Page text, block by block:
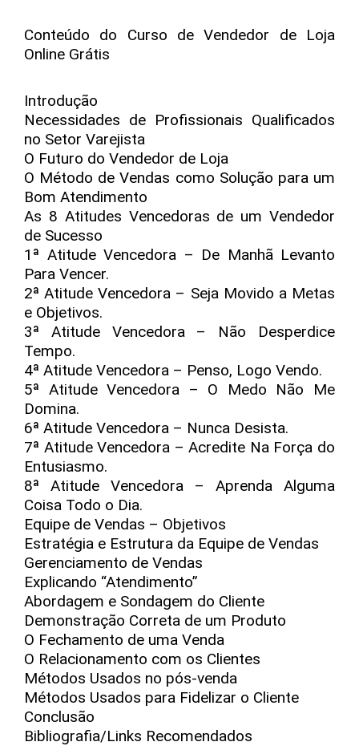
Conteúdo do Curso de Vendedor de Loja
Online Grátis
Introdução
Necessidades de Profissionais Qualificados
no Setor Varejista
O Futuro do Vendedor de Loja
O Método de Vendas como Solução para um
Bom Atendimento
As 8 Atitudes Vencedoras de um Vendedor
de Sucesso
1ª Atitude Vencedora – De Manhã Levanto
Para Vencer.
2ª Atitude Vencedora – Seja Movido a Metas
e Objetivos.
3ª Atitude Vencedora – Não Desperdice
Tempo.
4ª Atitude Vencedora – Penso, Logo Vendo.
5ª Atitude Vencedora – O Medo Não Me
Domina.
6ª Atitude Vencedora – Nunca Desista.
7ª Atitude Vencedora – Acredite Na Força do
Entusiasmo.
8ª Atitude Vencedora – Aprenda Alguma
Coisa Todo o Dia.
Equipe de Vendas – Objetivos
Estratégia e Estrutura da Equipe de Vendas
Gerenciamento de Vendas
Explicando “Atendimento”
Abordagem e Sondagem do Cliente
Demonstração Correta de um Produto
O Fechamento de uma Venda
O Relacionamento com os Clientes
Métodos Usados no pós-venda
Métodos Usados para Fidelizar o Cliente
Conclusão
Bibliografia/Links Recomendados